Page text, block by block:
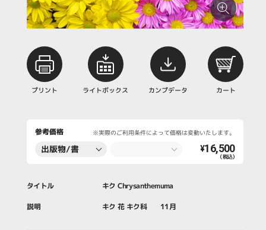
プリント ライトボックス カンプデータ カート
参考価格 ※実際のご利用条件によって価格は変動いたします。
出版物/書
¥16,500
（税込）
タイトル キク Chrysanthemuma
説明 キク 花 キク科 11月